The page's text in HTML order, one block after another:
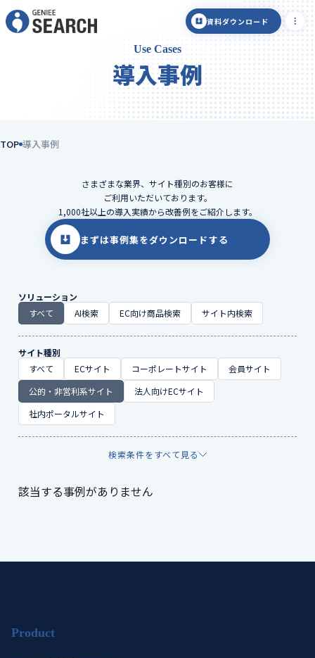
資料ダウンロード
Use Cases
導入事例
TOP 導入事例
さまざまな業界、サイト種別のお客様に
ご利用いただいております。
1,000社以上の導入実績から改善例をご紹介します。
まずは事例集をダウンロードする
ソリューション
すべて
AI検索 EC向け商品検索 サイト内検索
サイト種別
すべて
ECサイト コーポレートサイト
会員サイト
公的・非営利系サイト
法人向けECサイト
社内ポータルサイト
検索条件をすべて見る
該当する事例がありません
Product